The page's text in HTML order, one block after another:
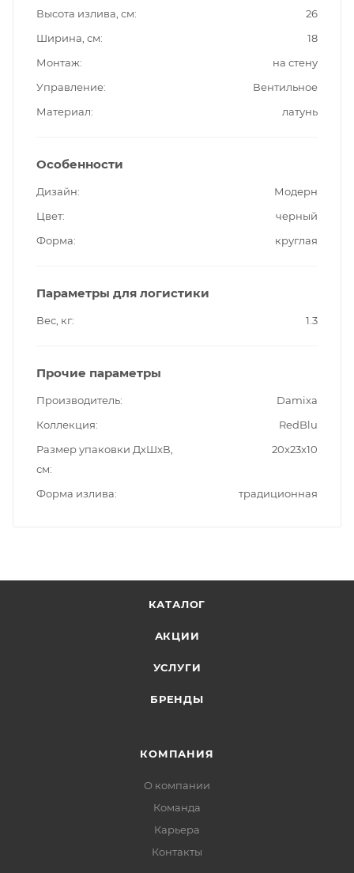
Высота излива, см
26
Ширина, см
18
Монтаж
на стену
Управление
Вентильное
Материал
латунь
Особенности
Дизайн
Модерн
Цвет
черный
Форма
круглая
Параметры для логистики
Вес, кг 1.3
Прочие параметры
Производитель
Damixa
Коллекция
RedBlu
Размер упаковки ДxШxВ,
см
20x23x10
Форма излива традиционная
КАТАЛОГ
АКЦИИ
УСЛУГИ
БРЕНДЫ
КОМПАНИЯ
О компании
Команда
Карьера
Контакты